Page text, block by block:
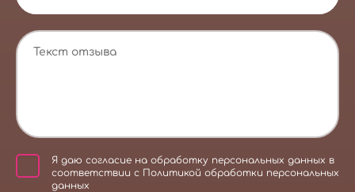
Я даю согласие на обработку персональных данных в
соответствии с Политикой обработки персональных
данных